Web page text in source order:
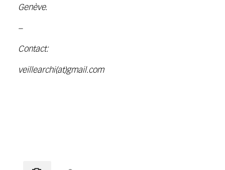
Genève.
–
Contact:
veillearchi(at)gmail.com